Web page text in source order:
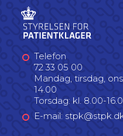
Telefon
72 33 05 00
Mandag, tirsdag,
14.00
Torsdag: kl. 8.00-
E-mail: